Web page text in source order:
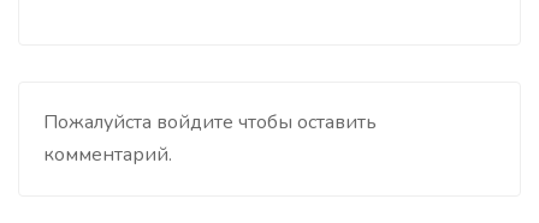
Пожалуйста войдите чтобы оставить
комментарий.